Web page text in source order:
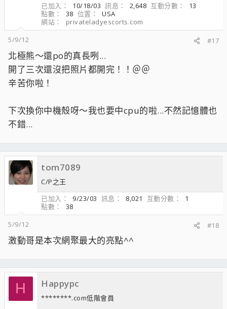
已加入
10/18/03 訊息 2,648 互動分數
13
點數
38 位置
USA
網站
privateladyescorts.com
5/9/12
#17
北極熊～還po的真長咧...
開了三次還沒把照片都開完！！＠＠
辛苦你啦！
下次換你中機殼呀～我也要中cpu的啦...不然記憶體也
不錯...
tom7089
C/P之王
已加入
9/23/03 訊息 8,021 互動分數
1
點數
38
5/9/12
#18
激動哥是本次網聚最大的亮點^^
H Happypc
********.com低階會員